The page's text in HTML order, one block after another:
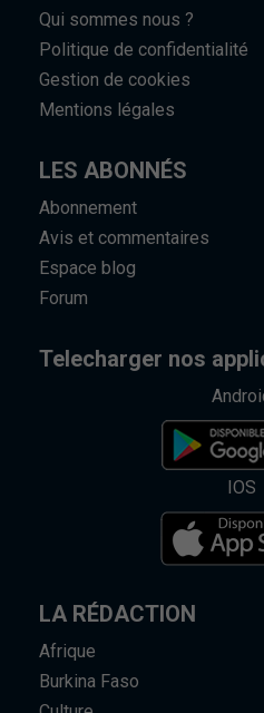
Qui sommes nous ?
Politique de confidentialité
Gestion de cookies
Mentions légales
LES ABONNÉS
Abonnement
Avis et commentaires
Espace blog
Forum
Telecharger nos
IOS
LA RÉDACTION
Afrique
Burkina Faso